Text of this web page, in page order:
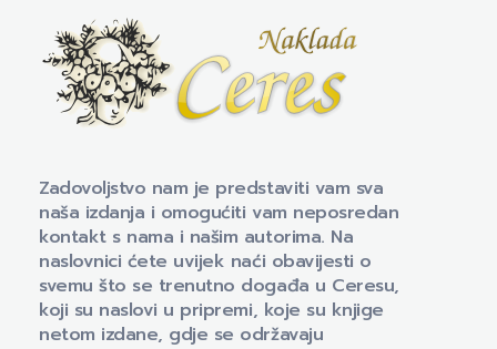
Zadovoljstvo nam je predstaviti vam sva
naša izdanja i omogućiti vam neposredan
kontakt s nama i našim autorima. Na
naslovnici ćete uvijek naći obavijesti o
svemu što se trenutno događa u Ceresu,
koji su naslovi u pripremi, koje su knjige
netom izdane, gdje se održavaju